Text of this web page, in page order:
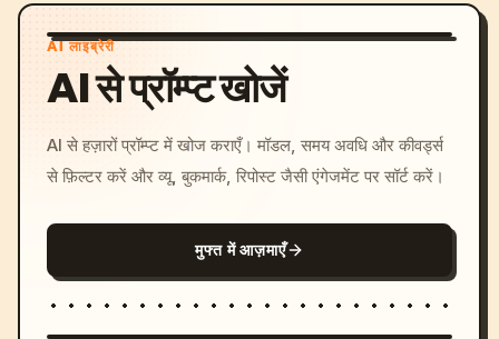
AI लाइब्रेरी
AI से प्रॉम्प्ट खोजें
AI से हज़ारों प्रॉम्प्ट में खोज कराएँ। मॉडल, समय अवधि और कीवर्ड्स
से फ़िल्टर करें और व्यू, बुकमार्क, रिपोस्ट जैसी एंगेजमेंट पर सॉर्ट करें।
मुफ्त में आज़माएँ